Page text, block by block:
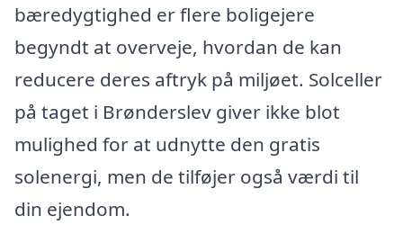
bæredygtighed er flere boligejere
begyndt at overveje, hvordan de kan
reducere deres aftryk på miljøet. Solceller
på taget i Brønderslev giver ikke blot
mulighed for at udnytte den gratis
solenergi, men de tilføjer også værdi til
din ejendom.